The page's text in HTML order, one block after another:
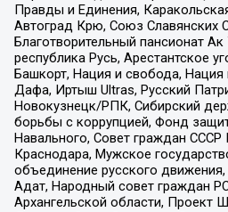
Правды и Единения,
Автоград Крю, Союз Славянских
Благотворительный пансионат Ак
республика Русь, Арестантское
Башкорт, Нация и свобода, Нация
Дафа, Иртыш Ultras, Русский
Новокузнецк/РПК, Сибирский
борьбы с коррупцией, Фонд
Навального, Совет граждан СССР
Краснодара, Мужское
объединение русского
Адат, Народный совет граждан
Архангельской области, Проект